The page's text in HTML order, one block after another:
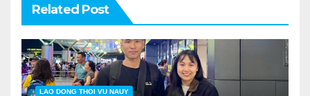
Related Post
LAO DONG THOI VU NAUY